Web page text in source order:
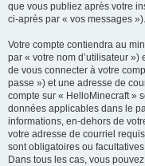
que vous publiez après votre
ci-après par « vos messages »).
Votre compte contiendra au
par « votre nom d’utilisateur
de vous connecter à votre
passe ») et une adresse de
compte sur « HelloMinecraft »
données applicables dans le
informations, en-dehors de
votre adresse de courriel
sont obligatoires ou
Dans tous les cas, vous